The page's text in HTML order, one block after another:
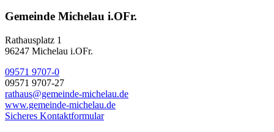
Gemeinde Michelau i.OFr.
Rathausplatz 1
96247 Michelau i.OFr.
09571 9707-0
09571 9707-27
rathaus@gemeinde-michelau.de
www.gemeinde-michelau.de
Sicheres Kontaktformular